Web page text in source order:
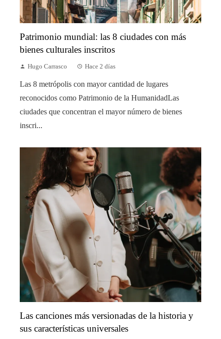
Patrimonio mundial: las 8 ciudades con más
bienes culturales inscritos
Hugo Carrasco Hace 2 días
Las 8 metrópolis con mayor cantidad de lugares
reconocidos como Patrimonio de la HumanidadLas
ciudades que concentran el mayor número de bienes
inscri...
Las canciones más versionadas de la historia y
sus características universales